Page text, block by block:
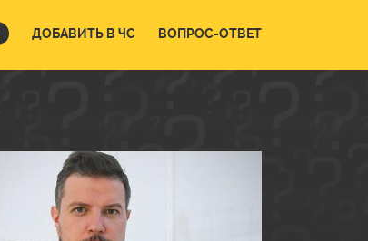
ДОБАВИТЬ В ЧС ВОПРОС-ОТВЕТ